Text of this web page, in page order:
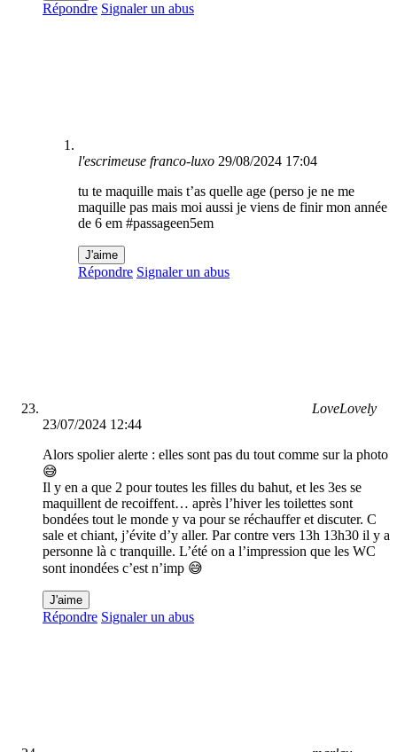
Répondre Signaler un abus
l'escrimeuse franco-luxo 29/08/2024 17:04
tu te maquille mais t’as quelle age (perso je ne me
maquille pas mais moi aussi je viens de finir mon année
de 6 em #passageen5em
J'aime
Répondre Signaler un abus
LoveLovely
23/07/2024 12:44
Alors spolier alerte : elles sont pas du tout comme sur la photo
😅
Il y en a que 2 pour toutes les filles du bahut, et les 3es se
maquillent de recoiffent… après l’hiver les toilettes sont
bondées tout le monde y va pour se réchauffer et discuter. C
sale et chiant, j’évite d’y aller. Par contre vers 13h 13h30 il y a
personne là c tranquille. L’été on a l’impression que les WC
sont inondées c’est n’imp 😅
J'aime
Répondre Signaler un abus